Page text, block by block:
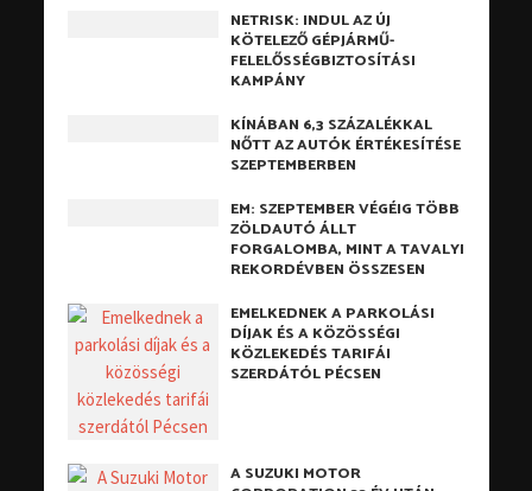
NETRISK: INDUL AZ ÚJ
KÖTELEZŐ GÉPJÁRMŰ-
FELELŐSSÉGBIZTOSÍTÁSI
KAMPÁNY
KÍNÁBAN 6,3 SZÁZALÉKKAL
NŐTT AZ AUTÓK ÉRTÉKESÍTÉSE
SZEPTEMBERBEN
EM: SZEPTEMBER VÉGÉIG TÖBB
ZÖLDAUTÓ ÁLLT
FORGALOMBA, MINT A TAVALYI
REKORDÉVBEN ÖSSZESEN
EMELKEDNEK A PARKOLÁSI
DÍJAK ÉS A KÖZÖSSÉGI
KÖZLEKEDÉS TARIFÁI
SZERDÁTÓL PÉCSEN
A SUZUKI MOTOR